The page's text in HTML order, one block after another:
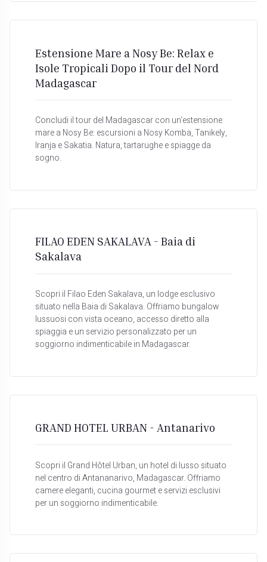
Estensione Mare a Nosy Be: Relax e
Isole Tropicali Dopo il Tour del Nord
Madagascar
Concludi il tour del Madagascar con un'estensione
mare a Nosy Be: escursioni a Nosy Komba, Tanikely,
Iranja e Sakatia. Natura, tartarughe e spiagge da
sogno.
FILAO EDEN SAKALAVA - Baia di
Sakalava
Scopri il Filao Eden Sakalava, un lodge esclusivo
situato nella Baia di Sakalava. Offriamo bungalow
lussuosi con vista oceano, accesso diretto alla
spiaggia e un servizio personalizzato per un
soggiorno indimenticabile in Madagascar.
GRAND HOTEL URBAN - Antanarivo
Scopri il Grand Hôtel Urban, un hotel di lusso situato
nel centro di Antananarivo, Madagascar. Offriamo
camere eleganti, cucina gourmet e servizi esclusivi
per un soggiorno indimenticabile.